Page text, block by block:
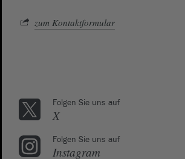
zum Kontaktformular
Folgen Sie uns auf
X
Folgen Sie uns auf
Instagram